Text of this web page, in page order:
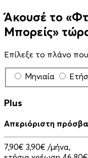
Άκουσέ το
Μπορείς»
Επίλεξε το πλάνο που
Μηνιαία
Plus
Απεριόριστη
7,90€ 3,90€ /μήνα,